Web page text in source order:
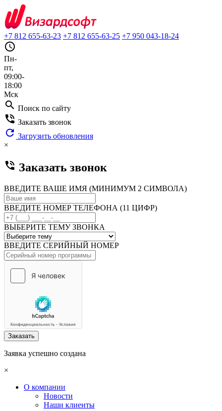
+7 812 655-63-23 +7 812 655-63-25 +7 950 043-18-24
query_builder
Пн-
пт,
09:00-
18:00
Мск
search Поиск по сайту
phone_in_talk Заказать звонок
refresh Загрузить обновления
×
phone_in_talk Заказать звонок
ВВЕДИТЕ ВАШЕ ИМЯ (МИНИМУМ 2 СИМВОЛА)
ВВЕДИТЕ НОМЕР ТЕЛЕФОНА (11 ЦИФР)
ВЫБЕРИТЕ ТЕМУ ЗВОНКА
ВВЕДИТЕ СЕРИЙНЫЙ НОМЕР
Заказать
Заявка успешно создана
×
О компании
Новости
Наши клиенты